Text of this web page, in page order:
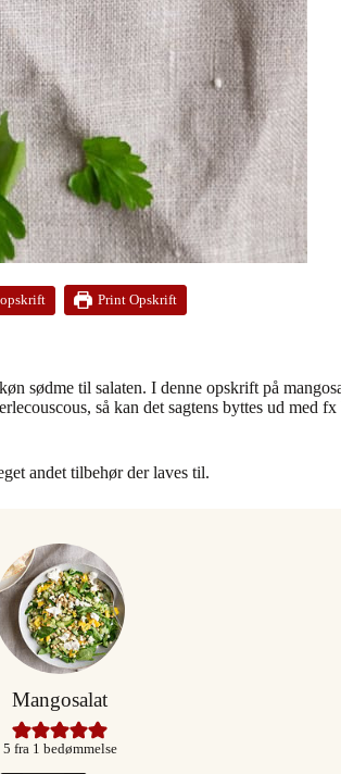
Print Opskrift
sødme til salaten. I denne opskrift på
så kan det sagtens byttes ud med
andet tilbehør der laves til.
Mangosalat
5 fra 1 bedømmelse